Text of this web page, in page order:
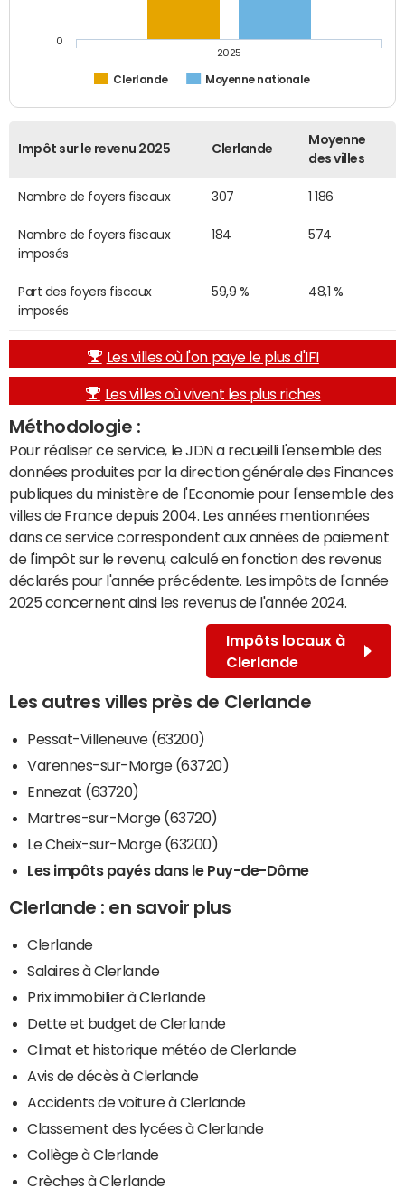
Clerlande Moyenne nationale
2025
0
Impôt sur le revenu 2025 Clerlande
Moyenne
des villes
Nombre de foyers fiscaux 307 1 186
Nombre de foyers fiscaux
imposés
184 574
Part des foyers fiscaux
imposés
59,9 % 48,1 %
Les villes où l'on paye le plus d'IFI
Les villes où vivent les plus riches
Méthodologie :
Pour réaliser ce service, le JDN a recueilli l'ensemble des
données produites par la direction générale des Finances
publiques du ministère de l'Economie pour l'ensemble des
villes de France depuis 2004. Les années mentionnées
dans ce service correspondent aux années de paiement
de l'impôt sur le revenu, calculé en fonction des revenus
déclarés pour l'année précédente. Les impôts de l'année
2025 concernent ainsi les revenus de l'année 2024.
Impôts locaux à
Clerlande
Les autres villes près de Clerlande
Pessat-Villeneuve (63200)
Varennes-sur-Morge (63720)
Ennezat (63720)
Martres-sur-Morge (63720)
Le Cheix-sur-Morge (63200)
Les impôts payés dans le Puy-de-Dôme
Clerlande : en savoir plus
Clerlande
Salaires à Clerlande
Prix immobilier à Clerlande
Dette et budget de Clerlande
Climat et historique météo de Clerlande
Avis de décès à Clerlande
Accidents de voiture à Clerlande
Classement des lycées à Clerlande
Collège à Clerlande
Crèches à Clerlande